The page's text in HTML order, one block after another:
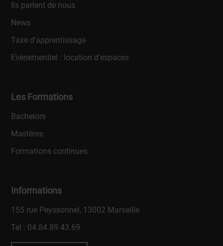
Ils parlent de nous
News
Taxe d'apprentissage
Evénementiel : location d'espaces
Les Formations
Bachelors
Mastères
Formations continues
Informations
155 rue Peyssonnel, 13002 Marseille
Tel : 04.84.89.43.69